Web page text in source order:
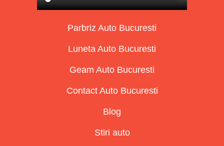
Parbriz Auto Bucuresti
Luneta Auto Bucuresti
Geam Auto Bucuresti
Contact Auto Bucuresti
Blog
Stiri auto